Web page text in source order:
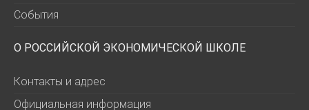
События
О РОССИЙСКОЙ ЭКОНОМИЧЕСКОЙ ШКОЛЕ
Контакты и адрес
Официальная информация